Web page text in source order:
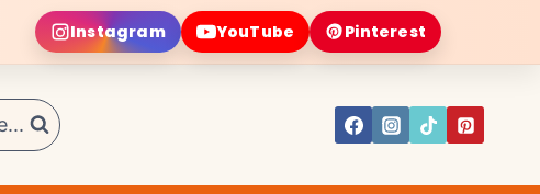
Instagram YouTube Pinterest